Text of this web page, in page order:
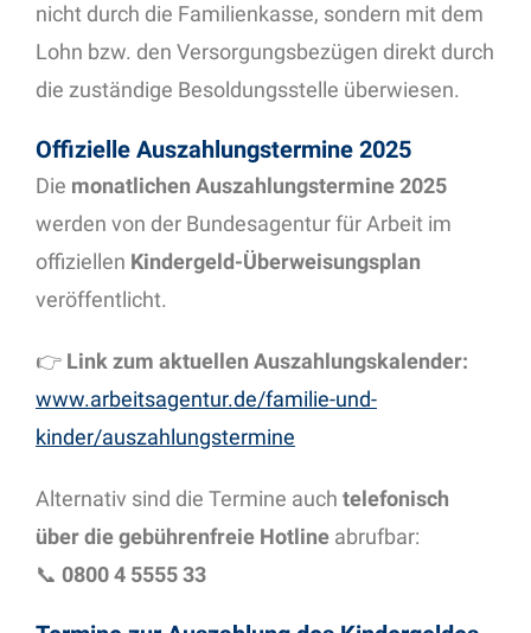
nicht durch die Familienkasse, sondern mit dem
Lohn bzw. den Versorgungsbezügen direkt durch
die zuständige Besoldungsstelle überwiesen.
Offizielle Auszahlungstermine 2025
Die monatlichen Auszahlungstermine 2025
werden von der Bundesagentur für Arbeit im
offiziellen Kindergeld-Überweisungsplan
veröffentlicht.
👉 Link zum aktuellen Auszahlungskalender:
www.arbeitsagentur.de/familie-und-
kinder/auszahlungstermine
Alternativ sind die Termine auch telefonisch
über die gebührenfreie Hotline abrufbar:
📞 0800 4 5555 33